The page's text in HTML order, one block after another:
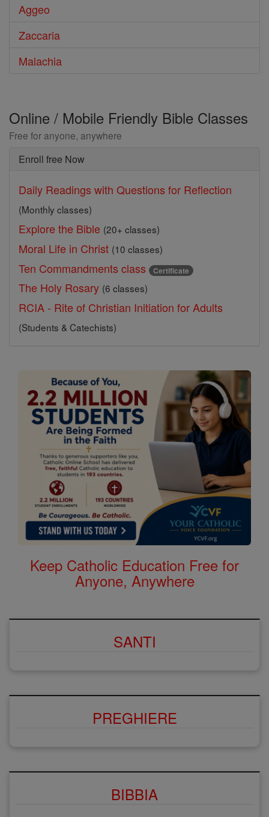
Aggeo
Zaccaria
Malachia
Online / Mobile Friendly Bible Classes
Free for anyone, anywhere
Enroll free Now
Daily Readings with Questions for Reflection
(Monthly classes)
Explore the Bible (20+ classes)
Moral Life in Christ (10 classes)
Ten Commandments class Certificate
The Holy Rosary (6 classes)
RCIA - Rite of Christian Initiation for Adults
(Students & Catechists)
Keep Catholic Education Free for
Anyone, Anywhere
SANTI
PREGHIERE
BIBBIA